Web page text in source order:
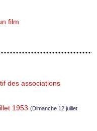
film
des associations
1953 (Dimanche 12 juillet